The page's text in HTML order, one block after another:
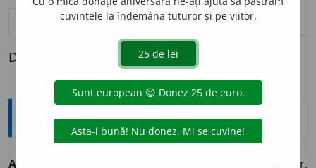
definiții (1) pronunțievolume_up (4)
Definiția cu ID-ul 393528:
Explicative DEX
AM
Inflorescență în formă de ciorchine; mîțișor.
cuvintele la îndemâna tuturor și pe viitor.